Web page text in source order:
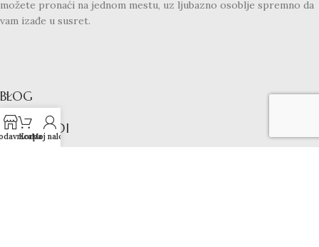
možete pronaći na jednom mestu, uz ljubazno osoblje spremno da
vam izađe u susret.
BLOG
PROIZVODI
KorpaMoj nalog